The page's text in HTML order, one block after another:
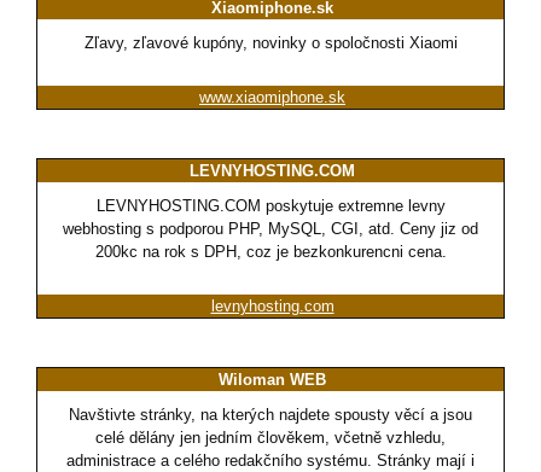
Xiaomiphone.sk
Zľavy, zľavové kupóny, novinky o spoločnosti Xiaomi
www.xiaomiphone.sk
LEVNYHOSTING.COM
LEVNYHOSTING.COM poskytuje extremne levny
webhosting s podporou PHP, MySQL, CGI, atd. Ceny jiz od
200kc na rok s DPH, coz je bezkonkurencni cena.
levnyhosting.com
Wiloman WEB
Navštivte stránky, na kterých najdete spousty věcí a jsou
celé dělány jen jedním člověkem, včetně vzhledu,
administrace a celého redakčního systému. Stránky mají i